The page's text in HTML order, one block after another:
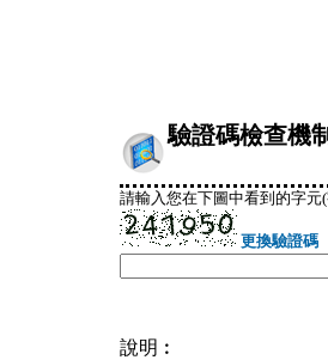
驗證碼檢查機
請輸入您在下圖中看到的字元
更換驗證碼
說明︰